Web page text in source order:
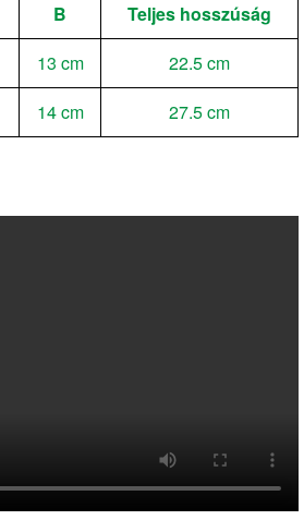
B
Teljes hosszúság
13 cm
22.5 cm
14 cm 27.5 cm